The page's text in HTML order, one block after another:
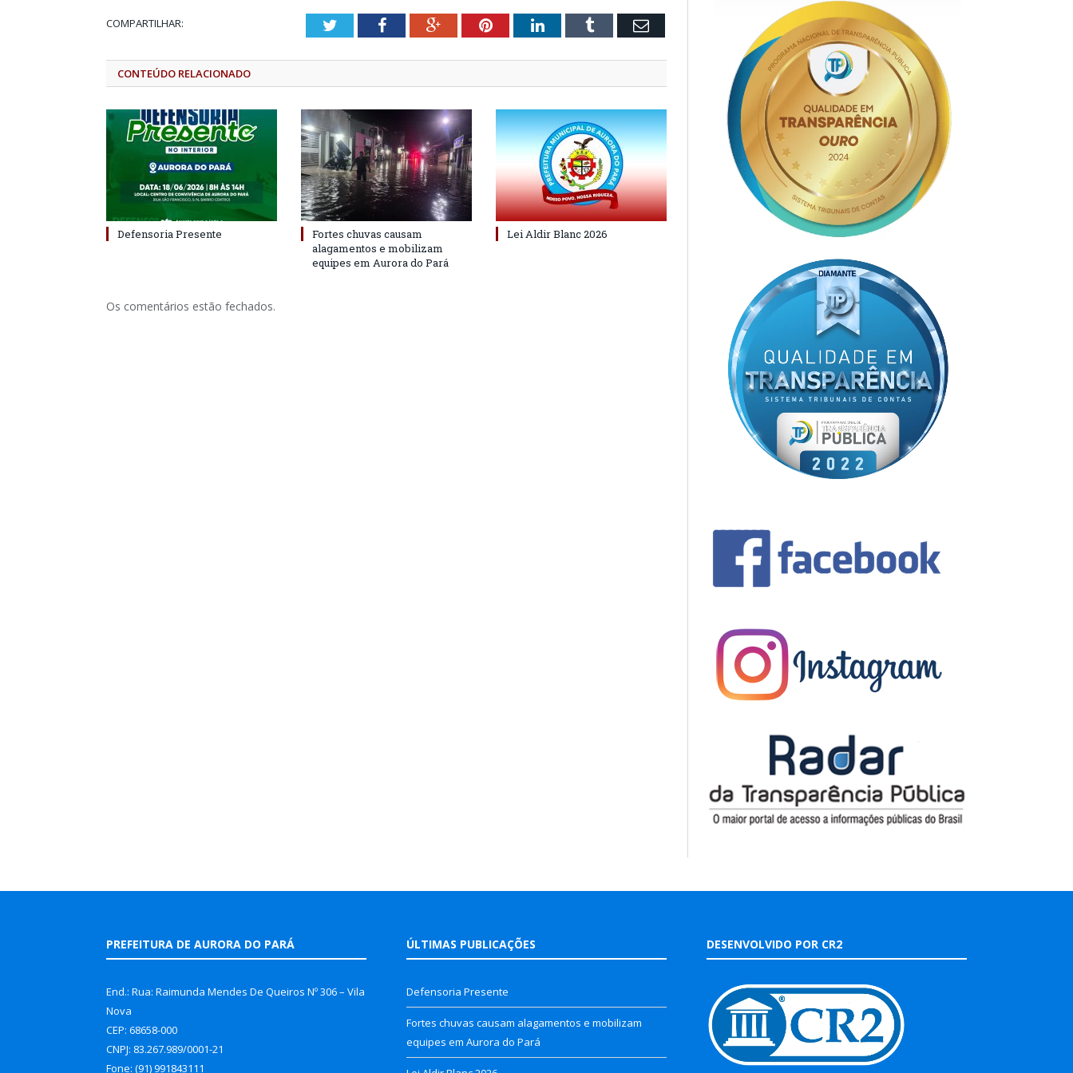
COMPARTILHAR: TwitterFacebookGoogle+PinterestLinkedInTumblr Email
CONTEÚDO RELACIONADO
Defensoria Presente
Fortes chuvas causam
alagamentos e mobilizam
equipes em Aurora do Pará
Lei Aldir Blanc 2026
Os comentários estão fechados.
PREFEITURA DE AURORA DO PARÁ
End.: Rua: Raimunda Mendes De Queiros Nº 306 – Vila
Nova
CEP: 68658-000
CNPJ: 83.267.989/0001-21
Fone: (91) 991843111
ÚLTIMAS PUBLICAÇÕES
Defensoria Presente
Fortes chuvas causam alagamentos e mobilizam
equipes em Aurora do Pará
DESENVOLVIDO POR CR2